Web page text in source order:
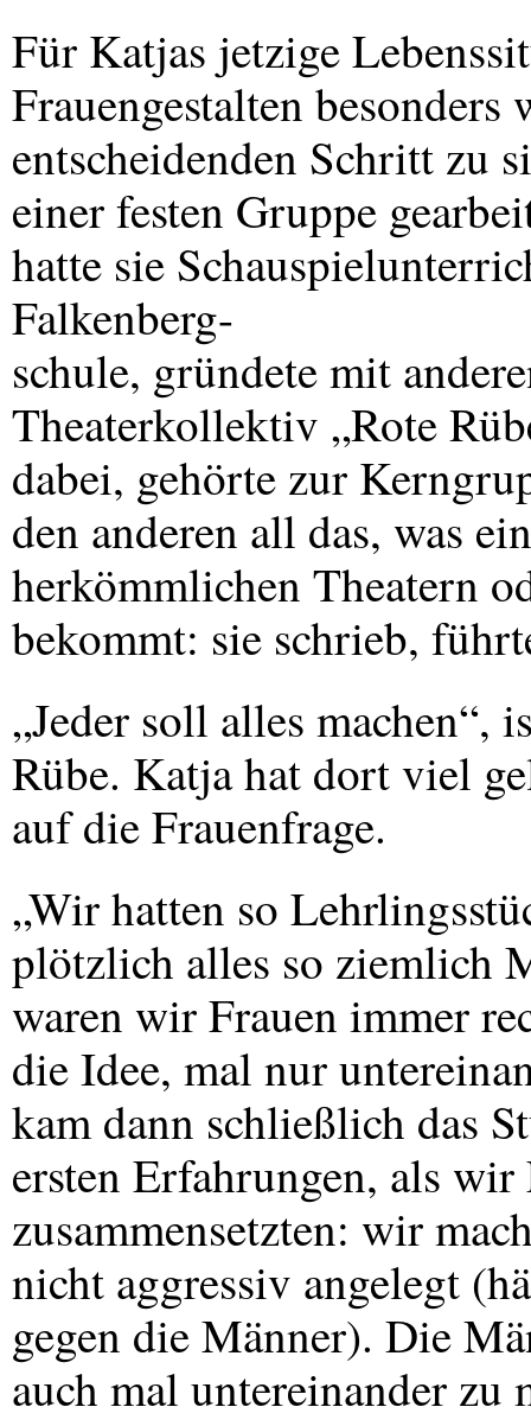
Für Katjas jetzige
Frauengestalten
entscheidenden Schritt zu
einer festen Gruppe
hatte sie
Falkenberg-
schule, gründete mit
Theaterkollektiv „Rote
dabei, gehörte zur
den anderen all das, was
herkömmlichen Theatern
bekommt: sie schrieb,
„Jeder soll alles machen“,
Rübe. Katja hat dort viel
auf die Frauenfrage.
„Wir hatten so
plötzlich alles so ziemlich
waren wir Frauen immer
die Idee, mal nur
kam dann schließlich das
ersten Erfahrungen, als
zusammensetzten: wir
nicht aggressiv angelegt
gegen die Männer). Die
auch mal untereinander zu